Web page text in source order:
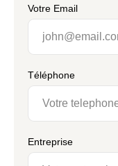
Votre Email
Téléphone
Entreprise